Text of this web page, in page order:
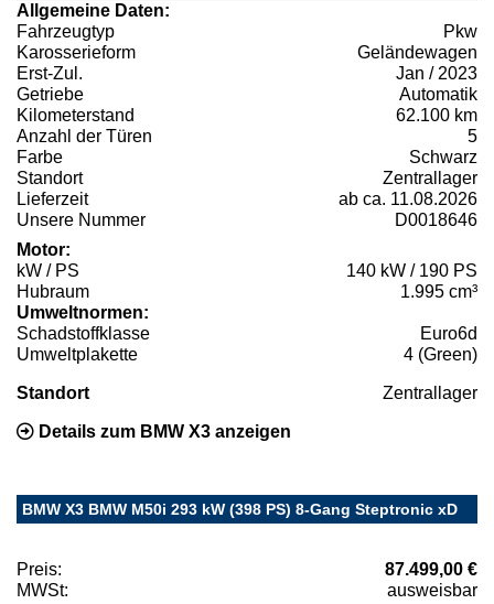
Allgemeine Daten:
Fahrzeugtyp
Pkw
Karosserieform
Geländewagen
Erst-Zul.
Jan / 2023
Getriebe
Automatik
Kilometerstand
62.100 km
Anzahl der Türen
5
Farbe
Schwarz
Standort
Zentrallager
Lieferzeit
ab ca. 11.08.2026
Unsere Nummer
D0018646
Motor:
kW / PS
140 kW / 190 PS
Hubraum
1.995 cm³
Umweltnormen:
Schadstoffklasse
Euro6d
Umweltplakette
4 (Green)
Standort Zentrallager
Details zum BMW X3 anzeigen
BMW X3 BMW M50i 293 kW (398 PS) 8-Gang Steptronic xD
Preis:
87.499,00 €
MWSt:
ausweisbar